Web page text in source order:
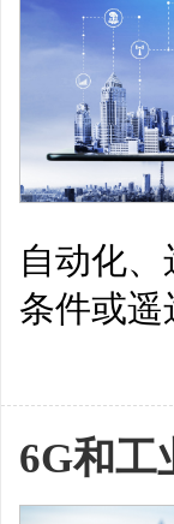
自动化
条件或
6G和工